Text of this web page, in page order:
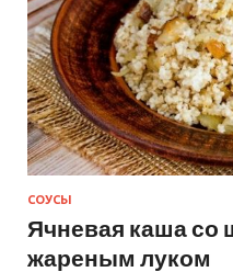
СОУСЫ
Ячневая каша со
жареным луком